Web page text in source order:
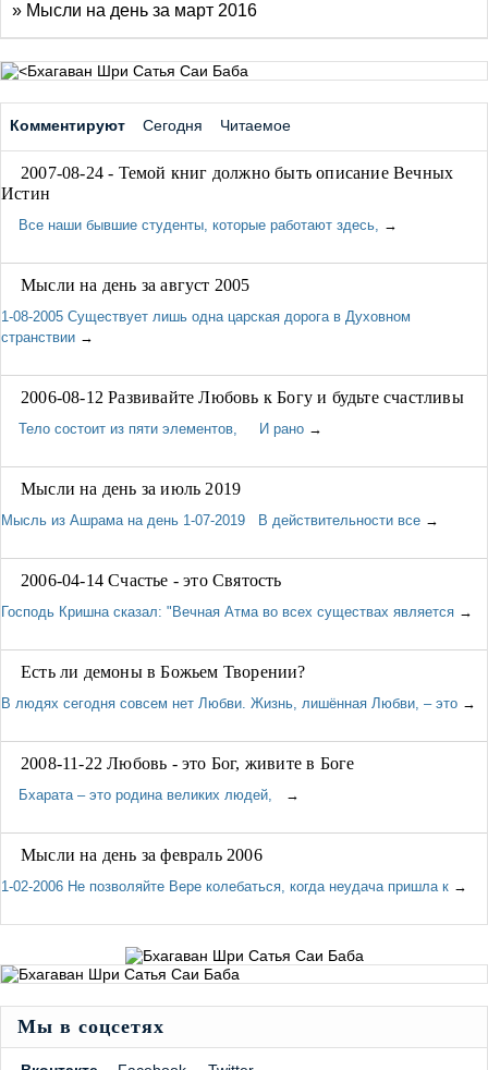
» Мысли на день за март 2016
Комментируют Сегодня Читаемое
2007-08-24 - Темой книг должно быть описание Вечных
Истин
Все наши бывшие студенты, которые работают здесь, →
Мысли на день за август 2005
1-08-2005 Существует лишь одна царская дорога в Духовном
странствии →
2006-08-12 Развивайте Любовь к Богу и будьте счастливы
Тело состоит из пяти элементов, И рано →
Мысли на день за июль 2019
Мысль из Ашрама на день 1-07-2019 В действительности все →
2006-04-14 Счастье - это Святость
Господь Кришна сказал: "Вечная Атма во всех существах является →
Есть ли демоны в Божьем Творении?
В людях сегодня совсем нет Любви. Жизнь, лишённая Любви, – это →
2008-11-22 Любовь - это Бог, живите в Боге
Бхарата – это родина великих людей, →
Мысли на день за февраль 2006
1-02-2006 Не позволяйте Вере колебаться, когда неудача пришла к →
Мы в соцсетях